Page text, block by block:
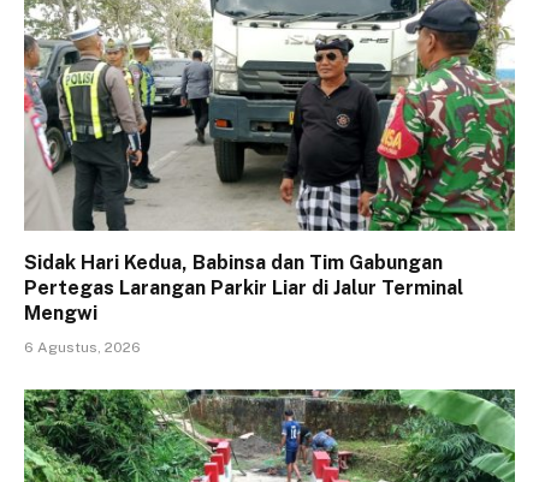
Sidak Hari Kedua, Babinsa dan Tim Gabungan
Pertegas Larangan Parkir Liar di Jalur Terminal
Mengwi
6 Agustus, 2026